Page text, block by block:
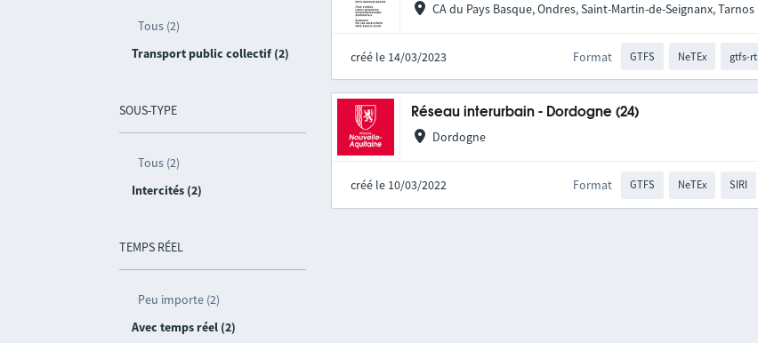
Tous (2)
Transport public collectif (2)
SOUS-TYPE
Tous (2)
Intercités (2)
TEMPS RÉEL
Peu importe (2)
Avec temps réel (2)
CA du Pays Basque, Ondres, Saint-Martin-de-Seignanx, Tarnos
créé le 14/03/2023 Format GTFS NeTEx gtfs-rt
Réseau interurbain - Dordogne (24)
Dordogne
créé le 10/03/2022 Format GTFS NeTEx SIRI